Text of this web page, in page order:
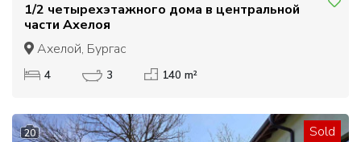
1/2 четырехэтажного дома в центральной
части Ахелоя
Ахелой, Бургас
4 3 140 m²
20 Sold